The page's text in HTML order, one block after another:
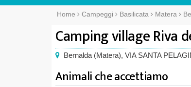
Home Campeggi Basilicata Matera
Camping village Riva
Bernalda (Matera), VIA SANTA
Animali che accettiamo